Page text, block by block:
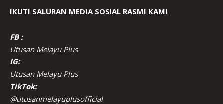
IKUTI SALURAN MEDIA SOSIAL RASMI KAMI
FB :
Utusan Melayu Plus
IG:
Utusan Melayu Plus
TikTok:
@utusanmelayuplusofficial